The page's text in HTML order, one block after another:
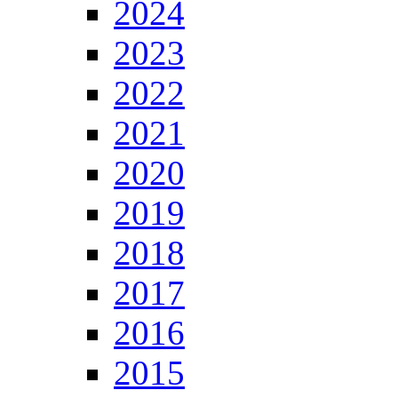
2024
2023
2022
2021
2020
2019
2018
2017
2016
2015